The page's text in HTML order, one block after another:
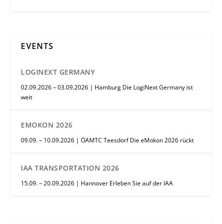
EVENTS
LOGINEXT GERMANY
02.09.2026 – 03.09.2026 | Hamburg Die LogiNext Germany ist
weit
EMOKON 2026
09.09. – 10.09.2026 | ÖAMTC Teesdorf Die eMokon 2026 rückt
IAA TRANSPORTATION 2026
15.09. – 20.09.2026 | Hannover Erleben Sie auf der IAA